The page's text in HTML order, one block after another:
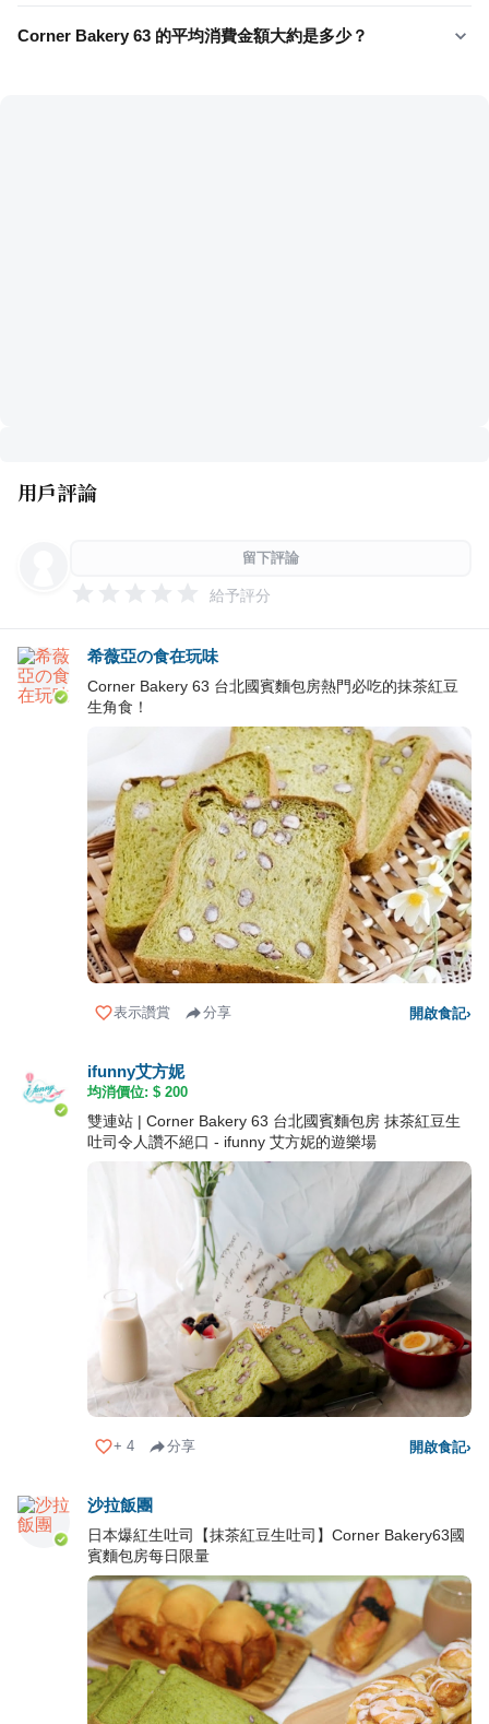
Corner Bakery 63 的平均消費金額大約是多少？
用戶評論
留下評論
給予評分
希薇亞の食在玩味
Corner Bakery 63 台北國賓麵包房熱門必吃的抹茶紅豆
生角食！
表示讚賞 分享 開啟食記›
ifunny艾方妮
均消價位: $ 200
雙連站 | Corner Bakery 63 台北國賓麵包房 抹茶紅豆生
吐司令人讚不絕口 - ifunny 艾方妮的遊樂場
+ 4 分享 開啟食記›
沙拉飯團
日本爆紅生吐司【抹茶紅豆生吐司】Corner Bakery63國
賓麵包房每日限量